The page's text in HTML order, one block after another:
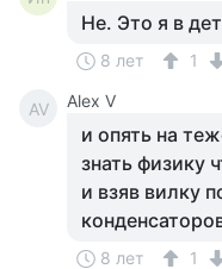
Не. Это я в
8 лет 1
AV Alex V
и опять на
знать физику
и взяв вилку
8 лет 1